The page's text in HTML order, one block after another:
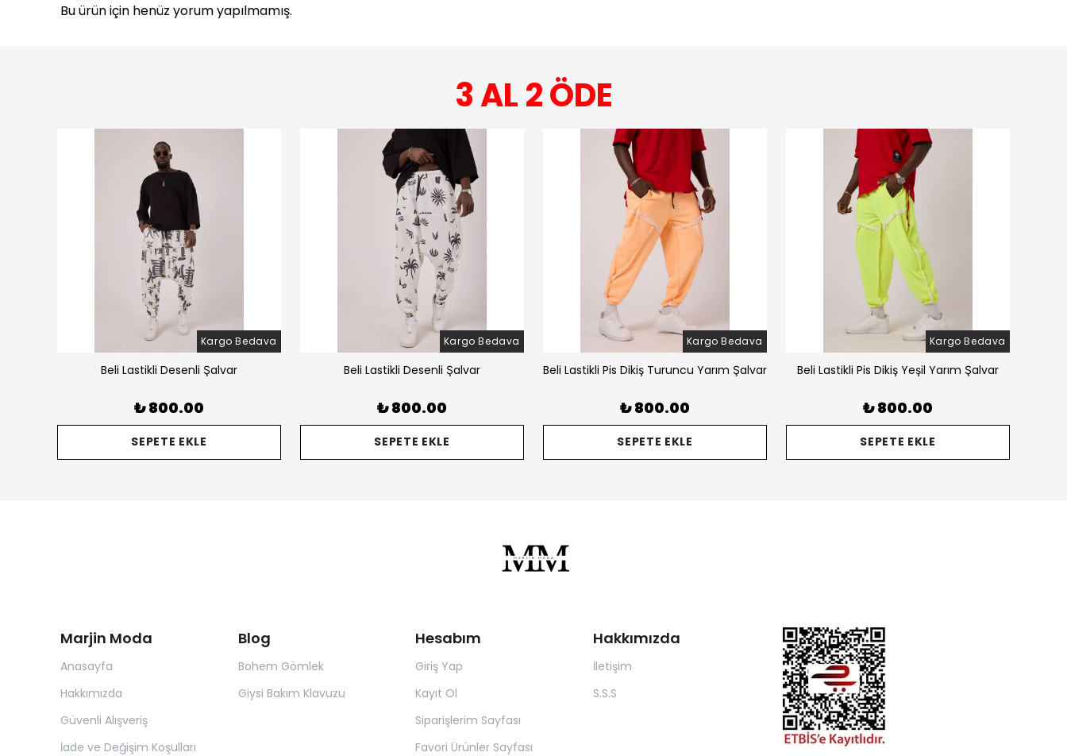
Bu ürün için henüz yorum yapılmamış.
3 AL 2 ÖDE
Kargo Bedava
Beli Lastikli Desenli Şalvar
₺ 800.00
SEPETE EKLE
Kargo Bedava
Beli Lastikli Desenli Şalvar
₺ 800.00
SEPETE EKLE
Kargo Bedava
Beli Lastikli Pis Dikiş Turuncu Yarım Şalvar
₺ 800.00
SEPETE EKLE
Kargo Bedava
Beli Lastikli Pis Dikiş Yeşil Yarım Şalvar
₺ 800.00
SEPETE EKLE
Marjin Moda
Anasayfa
Hakkımızda
Güvenli Alışveriş
İade ve Değişim Koşulları
Blog
Bohem Gömlek
Giysi Bakım Klavuzu
Hesabım
Giriş Yap
Kayıt Ol
Siparişlerim Sayfası
Favori Ürünler Sayfası
Hakkımızda
İletişim
S.S.S